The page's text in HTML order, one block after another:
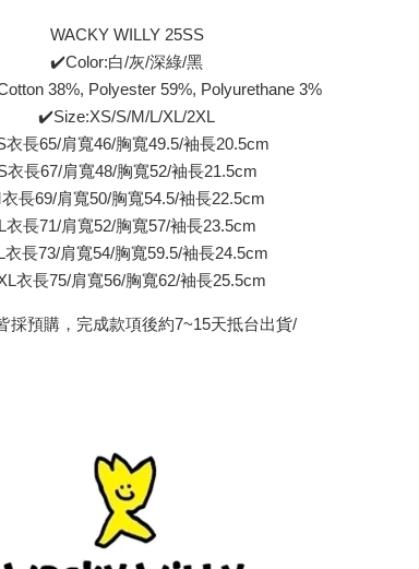
WACKY WILLY 25SS
✔️Color:白/灰/深綠/黑
38%, Polyester 59%, Polyurethane 3%
✔️Size:XS/S/M/L/XL/2XL
衣長65/肩寬46/胸寬49.5/袖長20.5cm
衣長67/肩寬48/胸寬52/袖長21.5cm
長69/肩寬50/胸寬54.5/袖長22.5cm
L衣長71/肩寬52/胸寬57/袖長23.5cm
衣長73/肩寬54/胸寬59.5/袖長24.5cm
衣長75/肩寬56/胸寬62/袖長25.5cm
採預購，完成款項後約7~15天抵台出貨/